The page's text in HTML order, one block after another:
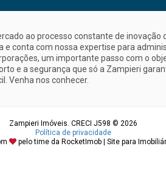
ao processo constante de
e conta com nossa expertise para
um importante passo com o
e a segurança que só a Zampieri
Venha nos conhecer.
Zampieri Imóveis. CRECI J598 © 2026
Política de privacidade
pelo time da RocketImob | Site para